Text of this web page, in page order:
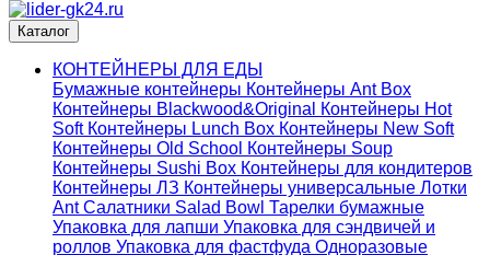
Каталог
КОНТЕЙНЕРЫ ДЛЯ ЕДЫ
Бумажные контейнеры Контейнеры Ant Box
Контейнеры Blackwood&Original
Контейнеры Hot
Soft Контейнеры Lunch Box Контейнеры New Soft
Контейнеры Old School Контейнеры Soup
Контейнеры Sushi Box Контейнеры для кондитеров
Контейнеры ЛЗ Контейнеры универсальные Лотки
AntСалатники Salad Bowl Тарелки бумажные
Упаковка для лапши Упаковка для сэндвичей и
роллов Упаковка для фастфуда Одноразовые